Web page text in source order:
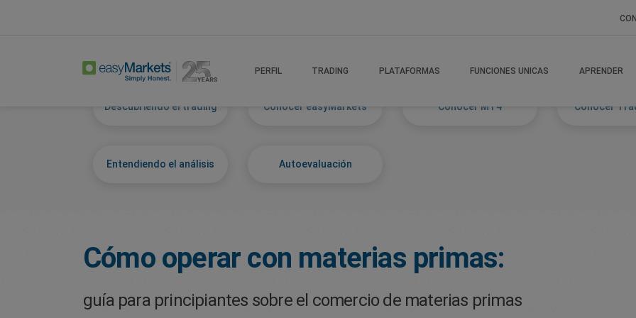
PERFIL TRADING PLATAFORMAS FUNCIONES UNICAS APRENDER
Descubriendo el trading Conocer easyMarkets Conocer MT4 Conocer
Entendiendo el análisis Autoevaluación
Cómo operar con materias primas:
guía para principiantes sobre el comercio de materias primas